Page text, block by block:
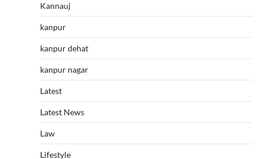
Kannauj
kanpur
kanpur dehat
kanpur nagar
Latest
Latest News
Law
Lifestyle